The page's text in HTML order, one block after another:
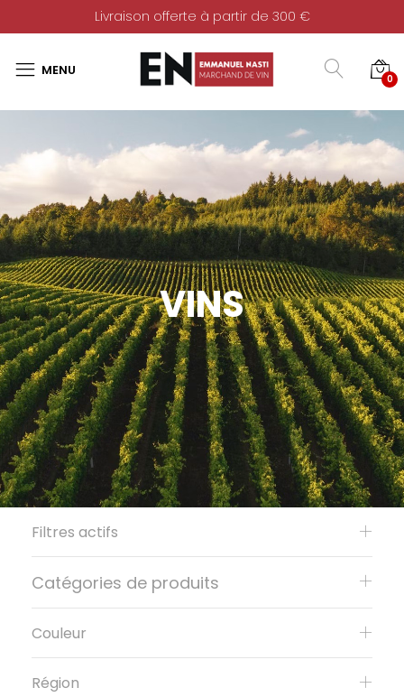
Livraison offerte à partir de 300 €
0
VINS
Filtres actifs
Catégories de produits
Couleur
Région